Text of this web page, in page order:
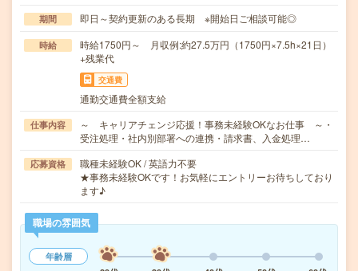
期間 即日～契約更新のある長期 ※開始日ご相談可能◎
時給
時給1750円～ 月収例:約27.5万円（1750円×7.5h×21日）
+残業代
交通費
通勤交通費全額支給
仕事内容
～ キャリアチェンジ応援！事務未経験OKなお仕事 ～・
受注処理・社内別部署への連携・請求書、入金処理…
応募資格
職種未経験OK / 英語力不要
★事務未経験OKです！お気軽にエントリーお待ちしており
ます♪
職場の雰囲気
年齢層